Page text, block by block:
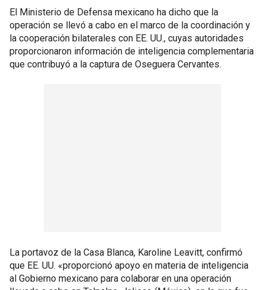
El Ministerio de Defensa mexicano ha dicho que la
operación se llevó a cabo en el marco de la coordinación y
la cooperación bilaterales con EE. UU., cuyas autoridades
proporcionaron información de inteligencia complementaria
que contribuyó a la captura de Oseguera Cervantes.
La portavoz de la Casa Blanca, Karoline Leavitt, confirmó
que EE. UU. «proporcionó apoyo en materia de inteligencia
al Gobierno mexicano para colaborar en una operación